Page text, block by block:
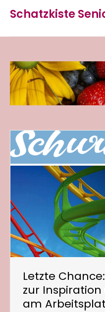
content
Schatzkiste
Letzte
zur
am